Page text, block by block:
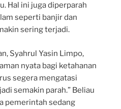
Hal ini juga diperparah
seperti banjir dan
sering terjadi.
Syahrul Yasin Limpo,
nyata bagi ketahanan
segera mengatasi
semakin parah.” Beliau
pemerintah sedang